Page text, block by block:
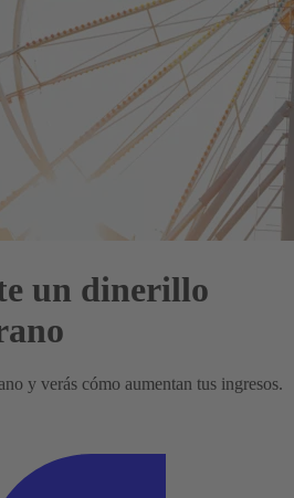
un dinerillo
y verás cómo aumentan tus ingresos.